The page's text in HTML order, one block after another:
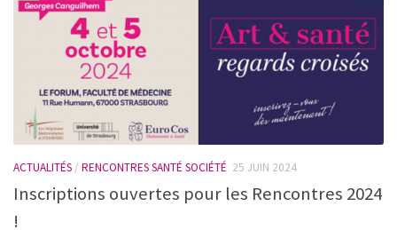
ACTUALITÉS / RENCONTRES SANTÉ SOCIÉTÉ 25 JUIN 2024
Inscriptions ouvertes pour les Rencontres 2024
!